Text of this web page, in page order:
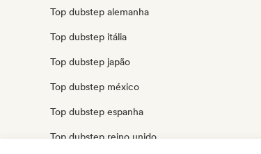
Top dubstep alemanha
Top dubstep itália
Top dubstep japão
Top dubstep méxico
Top dubstep espanha
Top dubstep reino unido